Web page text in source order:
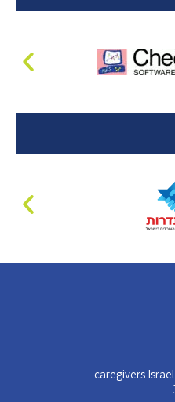
הארגון הישראלי לבני משפחה מטפלים caregivers Israel